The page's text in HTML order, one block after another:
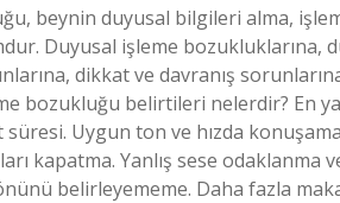
beynin duyusal bilgileri alma,
Duyusal işleme bozukluklarına,
dikkat ve davranış
bozukluğu belirtileri nelerdir? En
Uygun ton ve hızda
kapatma. Yanlış sese odaklanma
belirleyememe. Daha fazla